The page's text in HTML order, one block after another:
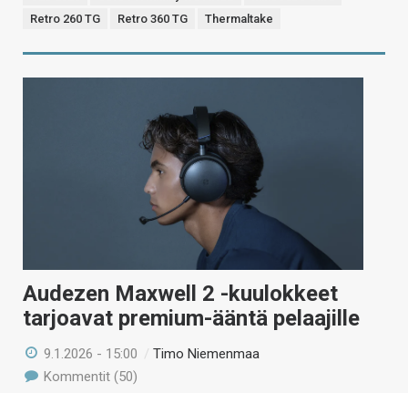
Retro 260 TG
Retro 360 TG Thermaltake
Audezen Maxwell 2 -kuulokkeet
tarjoavat premium-ääntä pelaajille
9.1.2026 - 15:00 /Timo Niemenmaa
Kommentit (50)